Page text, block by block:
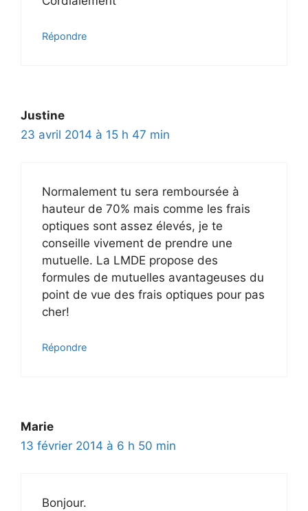
Répondre
Justine
23 avril 2014 à 15 h 47 min
Normalement tu sera remboursée à
hauteur de 70% mais comme les frais
optiques sont assez élevés, je te
conseille vivement de prendre une
mutuelle. La LMDE propose des
formules de mutuelles avantageuses du
point de vue des frais optiques pour pas
cher!
Répondre
Marie
13 février 2014 à 6 h 50 min
Bonjour.